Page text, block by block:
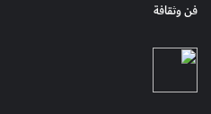
فن وثقافة